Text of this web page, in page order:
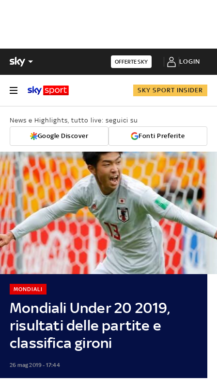
OFFERTE SKY LOGIN
SKY SPORT INSIDER
News e Highlights, tutto live: seguici su
Google Discover Fonti Preferite
Mondiali Under 20 2019,
risultati delle partite e
classifica gironi
MONDIALI
26 mag 2019 - 17:44